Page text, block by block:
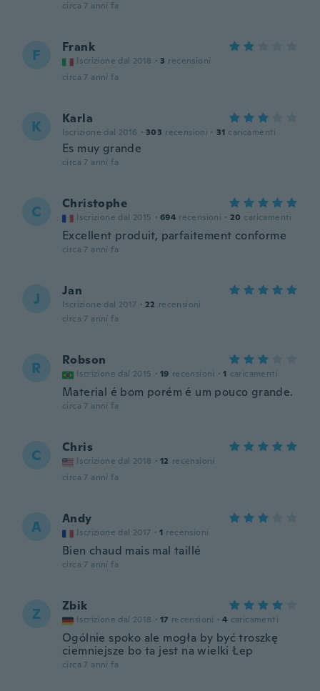
circa 7 anni fa
F Frank
Iscrizione dal 2018 · 3 recensioni
circa 7 anni fa
K Karla
Iscrizione dal 2016 · 303 recensioni · 31 caricamenti
Es muy grande
circa 7 anni fa
C Christophe
Iscrizione dal 2015 · 694 recensioni · 20 caricamenti
Excellent produit, parfaitement conforme
circa 7 anni fa
J Jan
Iscrizione dal 2017 · 22 recensioni
circa 7 anni fa
R Robson
Iscrizione dal 2015 · 19 recensioni · 1 caricamenti
Material é bom porém é um pouco grande.
circa 7 anni fa
C Chris
Iscrizione dal 2018 · 12 recensioni
circa 7 anni fa
A Andy
Iscrizione dal 2017 · 1 recensioni
Bien chaud mais mal taillé
circa 7 anni fa
Z Zbik
Iscrizione dal 2018 · 17 recensioni · 4 caricamenti
Ogólnie spoko ale mogła by być troszkę
ciemniejsze bo ta jest na wielki Łep
circa 7 anni fa